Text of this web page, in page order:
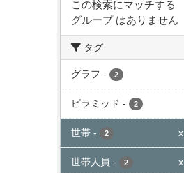
この検索にマッチする
グループ はありません
タグ
グラフ - 2
ピラミッド - 2
世帯 - 2 x
世帯人員 - 2 x